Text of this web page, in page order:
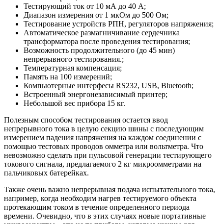
Тестирующий ток от 10 мА до 40 А;
Диапазон измерения от 1 мкОм до 500 Ом;
Тестирование устройств РПН, регуляторов напряжения;
Автоматическое размагничивание сердечника
трансформатора после проведения тестирования;
Возможность продолжительного (до 45 мин)
непрерывного тестирования.;
Температурная компенсация;
Память на 100 измерений;
Компьютерные интерфесы RS232, USB, Bluetooth;
Встроенный энергонезависимый принтер;
Небольшой вес прибора 15 кг.
Полезным способом тестирования остается ввод
непрерывного тока в целую секцию шины с последующим
измерением падения напряжения на каждом соединении с
помощью тестовых проводов омметра или вольтметра. Что
невозможно сделать при пульсовой генерации тестирующего
токового сигнала, предлагаемого 2 кг микроомметрами на
пальчиковых батерейках.
Также очень важно непрерывная подача испытательного тока,
например, когда необходим нагрев тестируемого объекта
протекающим током в течение определенного периода
времени. Очевидно, что в этих случаях новые портативные